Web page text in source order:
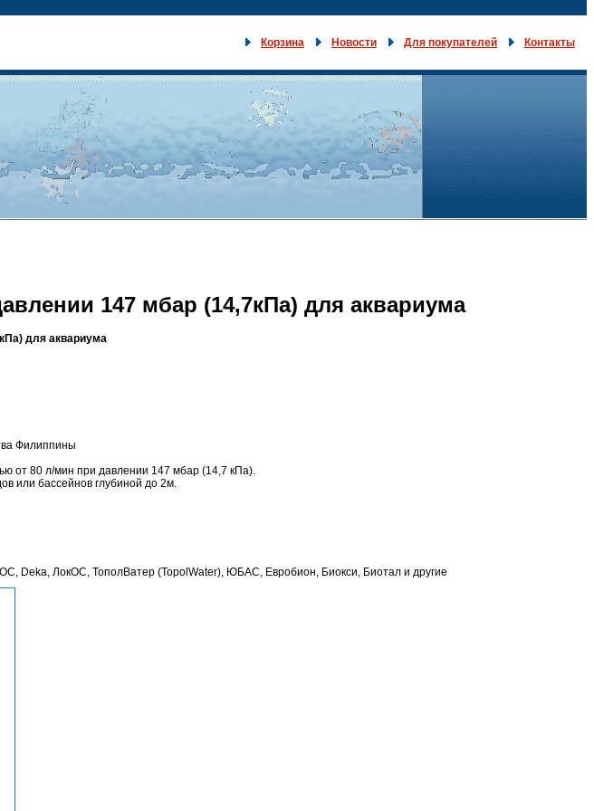
Корзина Новости Для покупателей Контакты
147 мбар (14,7кПа) для аквариума
для аквариума
Филиппины
от 80 л/мин при давлении 147 мбар (14,7 кПа).
или бассейнов глубиной до 2м.
Deka, ЛокОС, ТополВатер (TopolWater), ЮБАС, Евробион, Биокси, Биотал и другие